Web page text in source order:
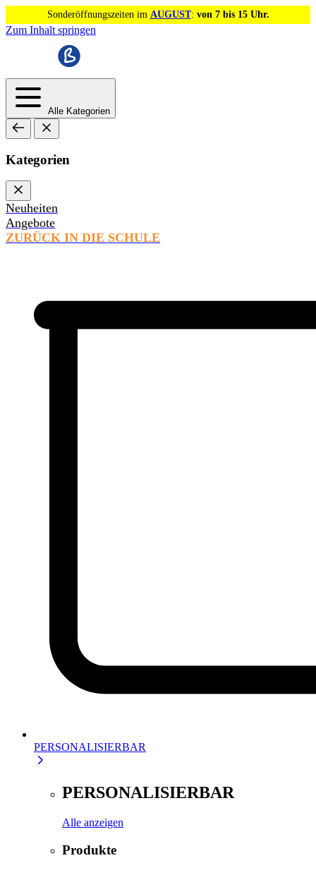
Sonderöffnungszeiten im AUGUST: von 7 bis 15 Uhr.
Zum Inhalt springen
Alle Kategorien
Kategorien
Neuheiten
Angebote
ZURÜCK IN DIE SCHULE
PERSONALISIERBAR
PERSONALISIERBAR
Alle anzeigen
Produkte